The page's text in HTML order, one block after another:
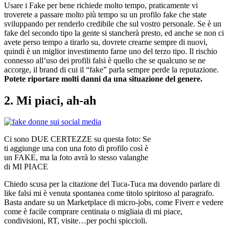
Usare i Fake per bene richiede molto tempo, praticamente vi
troverete a passare molto più tempo su un profilo fake che state
sviluppando per renderlo credibile che sul vostro personale. Se è un
fake del secondo tipo la gente si stancherà presto, ed anche se non ci
avete perso tempo a tirarlo su, dovrete crearne sempre di nuovi,
quindi è un miglior investimento farne uno del terzo tipo. Il rischio
connesso all’uso dei profili falsi è quello che se qualcuno se ne
accorge, il brand di cui il “fake” parla sempre perde la reputazione.
Potete riportare molti danni da una situazione del genere.
2. Mi piaci, ah-ah
Ci sono DUE CERTEZZE su questa foto: Se
ti aggiunge una con una foto di profilo così è
un FAKE, ma la foto avrà lo stesso valanghe
di MI PIACE
Chiedo scusa per la citazione del Tuca-Tuca ma dovendo parlare di
like falsi mi è venuta spontanea come titolo spiritoso al paragrafo.
Basta andare su un Marketplace di micro-jobs, come Fiverr e vedere
come è facile comprare centinaia o migliaia di mi piace,
condivisioni, RT, visite…per pochi spiccioli.